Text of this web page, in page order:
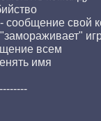
- сообщение свой
всем
имя